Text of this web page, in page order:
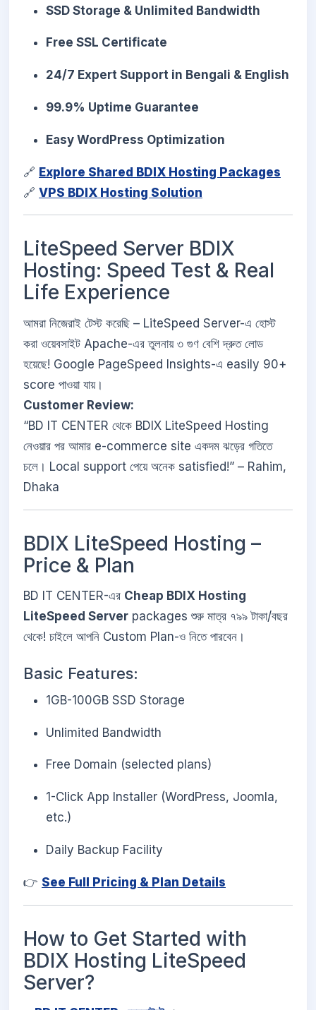
SSD Storage & Unlimited Bandwidth
Free SSL Certificate
24/7 Expert Support in Bengali & English
99.9% Uptime Guarantee
Easy WordPress Optimization
🔗 Explore Shared BDIX Hosting Packages
🔗 VPS BDIX Hosting Solution
LiteSpeed Server BDIX
Hosting: Speed Test & Real
Life Experience
আমরা নিজেরাই টেস্ট করেছি – LiteSpeed Server-এ হোস্ট
করা ওয়েবসাইট Apache-এর তুলনায় ৩ গুণ বেশি দ্রুত লোড
হয়েছে! Google PageSpeed Insights-এ easily 90+
score পাওয়া যায়।
Customer Review:
“BD IT CENTER থেকে BDIX LiteSpeed Hosting
নেওয়ার পর আমার e-commerce site একদম ঝড়ের গতিতে
চলে। Local support পেয়ে অনেক satisfied!” – Rahim,
Dhaka
BDIX LiteSpeed Hosting –
Price & Plan
BD IT CENTER-এর Cheap BDIX Hosting
LiteSpeed Server packages শুরু মাত্র ৭৯৯ টাকা/বছর
থেকে! চাইলে আপনি Custom Plan-ও নিতে পারবেন।
Basic Features:
1GB-100GB SSD Storage
Unlimited Bandwidth
Free Domain (selected plans)
1-Click App Installer (WordPress, Joomla,
etc.)
Daily Backup Facility
👉 See Full Pricing & Plan Details
How to Get Started with
BDIX Hosting LiteSpeed
Server?